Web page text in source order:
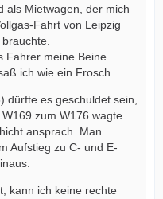
als Mietwagen, der mich
Fahrt von Leipzig
Fahrer meine Beine
ich wie ein Frosch.
dürfte es geschuldet sein,
zum W176 wagte
ansprach. Man
Aufstieg zu C- und E-
kann ich keine rechte